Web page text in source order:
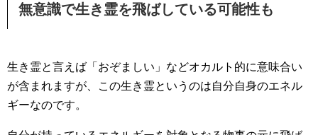
無意識で生き霊を飛ばしている可能性も
生き霊と言えば「おぞましい」などオカルト的に意味合い
が含まれますが、この生き霊というのは自分自身のエネル
ギーなのです。